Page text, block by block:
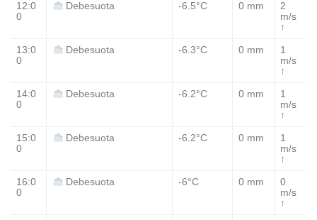
12:0
0
Debesuota -6.5°C 0 mm
2
m/s
↑
13:0
0
Debesuota -6.3°C 0 mm
1
m/s
↑
14:0
0
Debesuota -6.2°C 0 mm
1
m/s
↑
15:0
0
Debesuota -6.2°C 0 mm
1
m/s
↑
16:0
0
Debesuota -6°C 0 mm
0
m/s
↑